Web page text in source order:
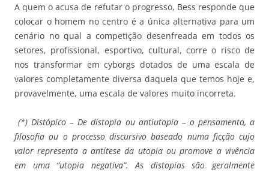
A quem o acusa de refutar o progresso, Bess responde que
colocar o homem no centro é a única alternativa para um
cenário no qual a competição desenfreada em todos os
setores, profissional, esportivo, cultural, corre o risco de
nos transformar em cyborgs dotados de uma escala de
valores completamente diversa daquela que temos hoje e,
provavelmente, uma escala de valores muito incorreta.
(*) Distópico – De distopia ou antiutopia – o pensamento, a
filosofia ou o processo discursivo baseado numa ficção cujo
valor representa a antítese da utopia ou promove a vivência
em uma “utopia negativa”. As distopias são geralmente